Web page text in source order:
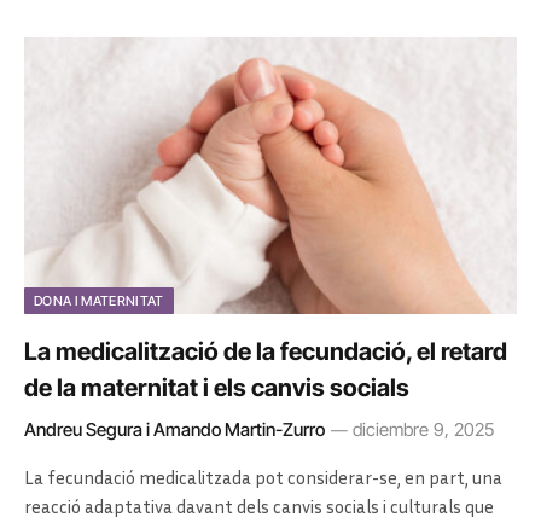
DONA I MATERNITAT
La medicalització de la fecundació, el retard
de la maternitat i els canvis socials
Andreu Segura i Amando Martin-Zurro diciembre 9, 2025
La fecundació medicalitzada pot considerar-se, en part, una
reacció adaptativa davant dels canvis socials i culturals que